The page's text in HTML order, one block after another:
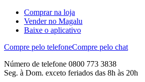
Comprar na loja
Vender no Magalu
Baixe o aplicativo
Compre pelo telefoneCompre pelo chat
Número de telefone 0800 773 3838
Seg. à Dom. exceto feriados das 8h às 20h